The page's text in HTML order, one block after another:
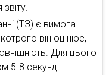
(ТЗ) є вимога
він оцінює,
Для цього
5-8 секунд